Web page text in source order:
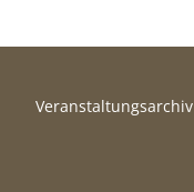
Veranstaltungsarchiv